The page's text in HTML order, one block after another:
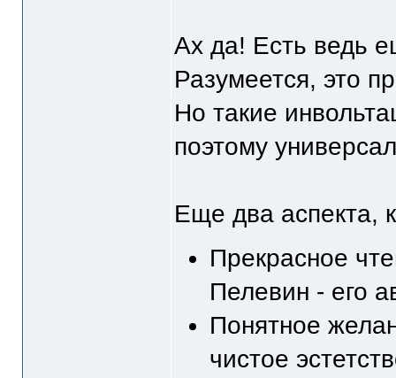
Ах да! Есть ведь
Разумеется, это
Но такие
поэтому
Еще два аспекта,
Прекрасное
Пелевин - его
Понятное
чистое